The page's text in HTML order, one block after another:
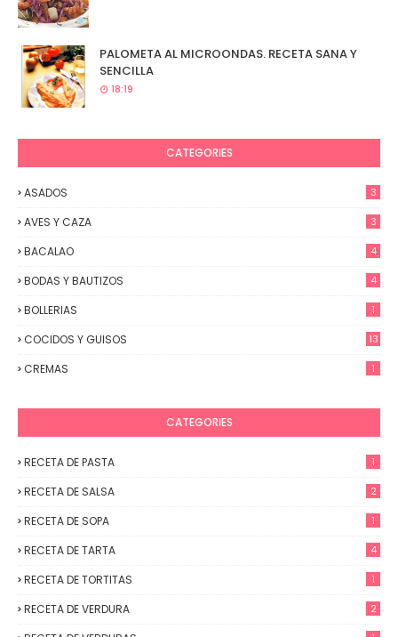
PALOMETA AL MICROONDAS. RECETA SANA Y
SENCILLA
18:19
CATEGORIES
ASADOS 3
AVES Y CAZA 3
BACALAO 4
BODAS Y BAUTIZOS 4
BOLLERIAS 1
COCIDOS Y GUISOS 13
CREMAS 1
CATEGORIES
RECETA DE PASTA 1
RECETA DE SALSA 2
RECETA DE SOPA 1
RECETA DE TARTA 4
RECETA DE TORTITAS 1
RECETA DE VERDURA 2